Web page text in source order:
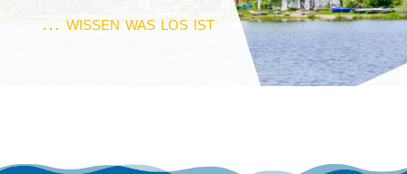
… wissen was los ist